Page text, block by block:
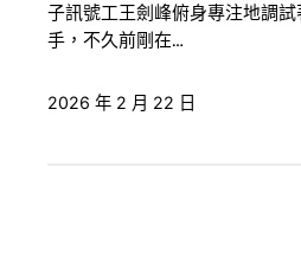
子訊號工王劍峰俯身專注地調
手，不久前剛在…
2026 年 2 月 22 日